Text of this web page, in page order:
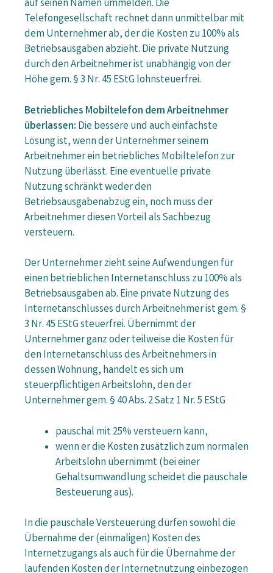
auf seinen Namen ummelden. Die
Telefongesellschaft rechnet dann unmittelbar mit
dem Unternehmer ab, der die Kosten zu 100% als
Betriebsausgaben abzieht. Die private Nutzung
durch den Arbeitnehmer ist unabhängig von der
Höhe gem. § 3 Nr. 45 EStG lohnsteuerfrei.
Betriebliches Mobiltelefon dem Arbeitnehmer
überlassen: Die bessere und auch einfachste
Lösung ist, wenn der Unternehmer seinem
Arbeitnehmer ein betriebliches Mobiltelefon zur
Nutzung überlässt. Eine eventuelle private
Nutzung schränkt weder den
Betriebsausgabenabzug ein, noch muss der
Arbeitnehmer diesen Vorteil als Sachbezug
versteuern.
Der Unternehmer zieht seine Aufwendungen für
einen betrieblichen Internetanschluss zu 100% als
Betriebsausgaben ab. Eine private Nutzung des
Internetanschlusses durch Arbeitnehmer ist gem. §
3 Nr. 45 EStG steuerfrei. Übernimmt der
Unternehmer ganz oder teilweise die Kosten für
den Internetanschluss des Arbeitnehmers in
dessen Wohnung, handelt es sich um
steuerpflichtigen Arbeitslohn, den der
Unternehmer gem. § 40 Abs. 2 Satz 1 Nr. 5 EStG
pauschal mit 25% versteuern kann,
wenn er die Kosten zusätzlich zum normalen
Arbeitslohn übernimmt (bei einer
Gehaltsumwandlung scheidet die pauschale
Besteuerung aus).
In die pauschale Versteuerung dürfen sowohl die
Übernahme der (einmaligen) Kosten des
Internetzugangs als auch für die Übernahme der
laufenden Kosten der Internetnutzung einbezogen